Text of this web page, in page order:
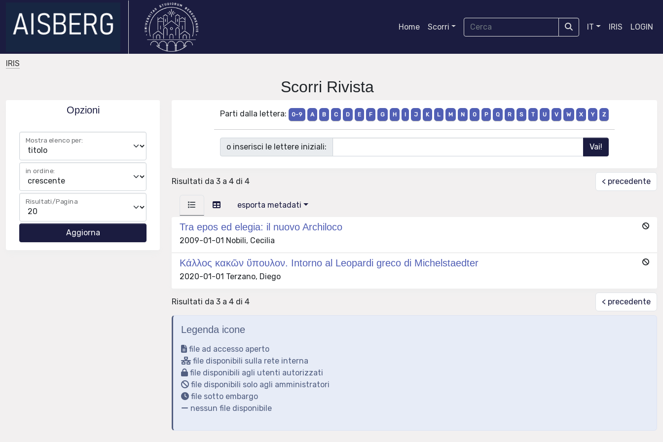
Home Scorri IT IRIS LOGIN
IRIS
Scorri Rivista
Opzioni
Mostra elenco per:
in ordine:
Risultati/Pagina
Parti dalla lettera: 0-9 A B C D E F G H I J K L M N O P Q R S T U V W X Y Z
o inserisci le lettere iniziali:
Risultati da 3 a 4 di 4 < precedente
esporta metadati
Tra epos ed elegia: il nuovo Archiloco
2009-01-01 Nobili, Cecilia
Κάλλος κακῶν ὕπουλον. Intorno al Leopardi greco di Michelstaedter
2020-01-01 Terzano, Diego
Risultati da 3 a 4 di 4 < precedente
Legenda icone
file ad accesso aperto
file disponibili sulla rete interna
file disponibili agli utenti autorizzati
file disponibili solo agli amministratori
file sotto embargo
nessun file disponibile